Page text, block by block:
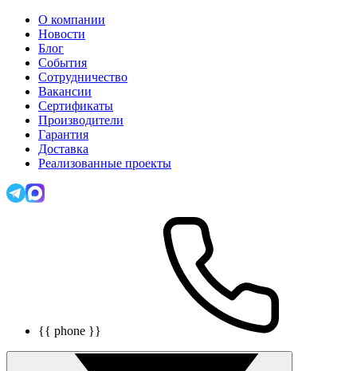
О компании
Новости
Блог
События
Сотрудничество
Вакансии
Сертификаты
Производители
Гарантия
Доставка
Реализованные проекты
{{ phone }}